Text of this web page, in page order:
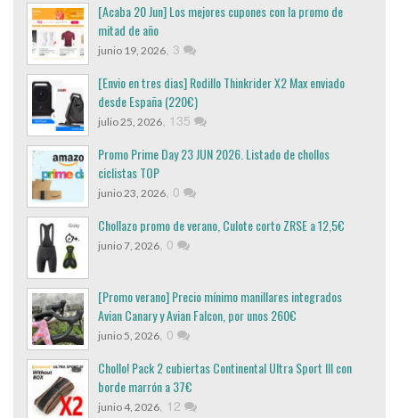
[Acaba 20 Jun] Los mejores cupones con la promo de
mitad de año
junio 19, 2026 3
[Envio en tres dias] Rodillo Thinkrider X2 Max enviado
desde España (220€)
julio 25, 2026 135
Promo Prime Day 23 JUN 2026. Listado de chollos
ciclistas TOP
junio 23, 2026 0
Chollazo promo de verano, Culote corto ZRSE a 12,5€
junio 7, 2026 0
[Promo verano] Precio mínimo manillares integrados
Avian Canary y Avian Falcon, por unos 260€
junio 5, 2026 0
Chollo! Pack 2 cubiertas Continental Ultra Sport III con
borde marrón a 37€
junio 4, 2026 12